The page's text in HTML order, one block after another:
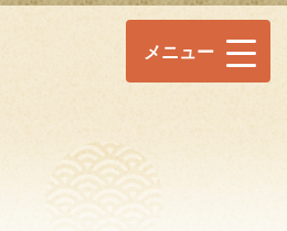
メニュー